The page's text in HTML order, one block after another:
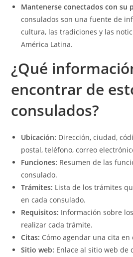
Mantenerse conectados con su
consulados son una fuente de
cultura, las tradiciones y las
América Latina.
¿Qué
encontrar de
consulados?
Ubicación: Dirección, ciudad,
postal, teléfono, correo
Funciones: Resumen de las
consulado.
Trámites: Lista de los trámites
en cada consulado.
Requisitos: Información sobre
realizar cada trámite.
Citas: Cómo agendar una cita en
Sitio web: Enlace al sitio web de